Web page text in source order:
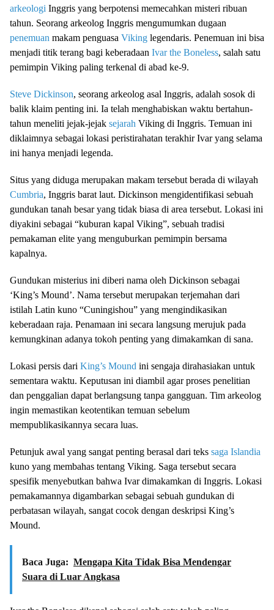
arkeologi Inggris yang berpotensi memecahkan misteri ribuan
tahun. Seorang arkeolog Inggris mengumumkan dugaan
penemuan makam penguasa Viking legendaris. Penemuan ini bisa
menjadi titik terang bagi keberadaan Ivar the Boneless, salah satu
pemimpin Viking paling terkenal di abad ke-9.
Steve Dickinson, seorang arkeolog asal Inggris, adalah sosok di
balik klaim penting ini. Ia telah menghabiskan waktu bertahun-
tahun meneliti jejak-jejak sejarah Viking di Inggris. Temuan ini
diklaimnya sebagai lokasi peristirahatan terakhir Ivar yang selama
ini hanya menjadi legenda.
Situs yang diduga merupakan makam tersebut berada di wilayah
Cumbria, Inggris barat laut. Dickinson mengidentifikasi sebuah
gundukan tanah besar yang tidak biasa di area tersebut. Lokasi ini
diyakini sebagai “kuburan kapal Viking”, sebuah tradisi
pemakaman elite yang menguburkan pemimpin bersama
kapalnya.
Gundukan misterius ini diberi nama oleh Dickinson sebagai
‘King’s Mound’. Nama tersebut merupakan terjemahan dari
istilah Latin kuno “Cuningishou” yang mengindikasikan
keberadaan raja. Penamaan ini secara langsung merujuk pada
kemungkinan adanya tokoh penting yang dimakamkan di sana.
Lokasi persis dari King’s Mound ini sengaja dirahasiakan untuk
sementara waktu. Keputusan ini diambil agar proses penelitian
dan penggalian dapat berlangsung tanpa gangguan. Tim arkeolog
ingin memastikan keotentikan temuan sebelum
mempublikasikannya secara luas.
Petunjuk awal yang sangat penting berasal dari teks saga Islandia
kuno yang membahas tentang Viking. Saga tersebut secara
spesifik menyebutkan bahwa Ivar dimakamkan di Inggris. Lokasi
pemakamannya digambarkan sebagai sebuah gundukan di
perbatasan wilayah, sangat cocok dengan deskripsi King’s
Mound.
Baca Juga: Mengapa Kita Tidak Bisa Mendengar
Suara di Luar Angkasa